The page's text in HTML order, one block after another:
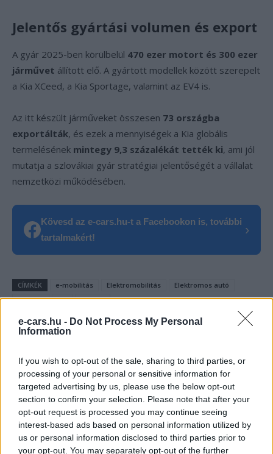
e-cars.hu - Do Not Process My Personal
Information
If you wish to opt-out of the sale, sharing to third parties, or
processing of your personal or sensitive information for
targeted advertising by us, please use the below opt-out
section to confirm your selection. Please note that after your
opt-out request is processed you may continue seeing
interest-based ads based on personal information utilized by
us or personal information disclosed to third parties prior to
your opt-out. You may separately opt-out of the further
Jelentős gyártási volumen és export
A gyár 2025-ben körülbelül 470 ezer motort és 300 ezer
járművet állított elő. A gyártott modellek között szerepelt
a Kia XCeed, a Kia Sportage, valamint az EV4 is.
Az itt készült járműveket összesen 73 országba
exportálták, és ezek a mennyiségek a Kia globális
termelésének mintegy 9,3 százalékát tették ki, ami jól
mutatja a szlovákiai gyár stratégiai jelentőségét a vállalat
nemzetközi működésében.
Kövesd az e-cars.hu-t a Facebookon is, további
tartalmakért!
›
CÍMKÉK e-mobilitás Elektromobilitás
Elektromos autó
Gyártás
Kia Kia EV2